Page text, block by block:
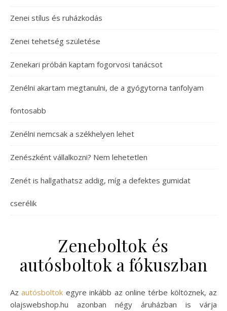
Zenei stílus és ruházkodás
Zenei tehetség születése
Zenekari próbán kaptam fogorvosi tanácsot
Zenélni akartam megtanulni, de a gyógytorna tanfolyam
fontosabb
Zenélni nemcsak a székhelyen lehet
Zenészként vállalkozni? Nem lehetetlen
Zenét is hallgathatsz addig, míg a defektes gumidat
cserélik
Zeneboltok és
autósboltok a fókuszban
Azautósboltok egyre inkább az online térbe költöznek, az
olajswebshop.hu azonban négy áruházban is várja